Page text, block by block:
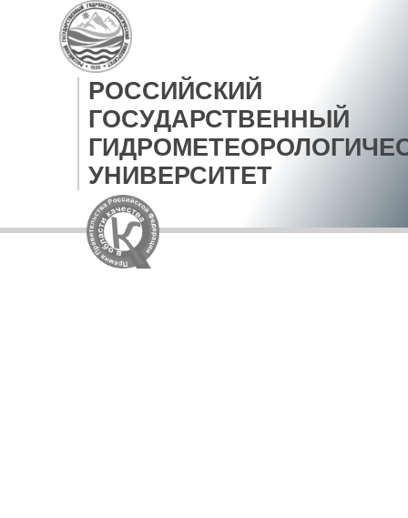
РОССИЙСКИЙ
ГОСУДАРСТВЕННЫЙ
УНИВЕРСИТЕТ